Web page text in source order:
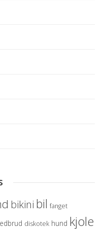
bikini bil fanget
diskotek hund kjole